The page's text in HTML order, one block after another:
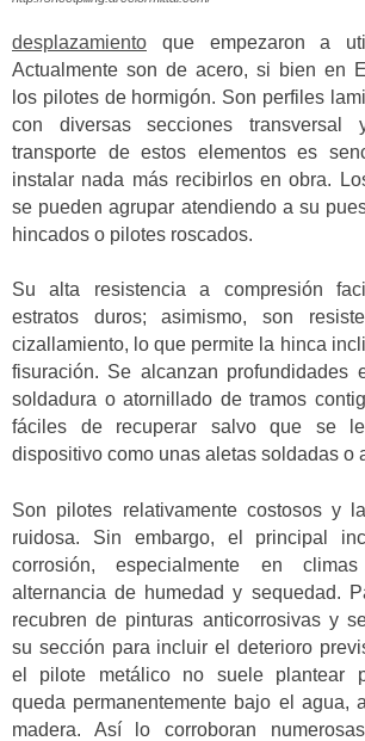
desplazamiento que empezaron a
Actualmente son de acero, si bien en
los pilotes de hormigón. Son perfiles
con diversas secciones transversal
transporte de estos elementos es
instalar nada más recibirlos en obra.
se pueden agrupar atendiendo a su
hincados o pilotes roscados.
Su alta resistencia a compresión
estratos duros; asimismo, son
cizallamiento, lo que permite la hinca
fisuración. Se alcanzan profundidades
soldadura o atornillado de tramos
fáciles de recuperar salvo que se
dispositivo como unas aletas soldadas o
Son pilotes relativamente costosos y
ruidosa. Sin embargo, el principal
corrosión, especialmente en
alternancia de humedad y sequedad.
recubren de pinturas anticorrosivas y
su sección para incluir el deterioro
el pilote metálico no suele plantear
queda permanentemente bajo el agua,
madera. Así lo corroboran